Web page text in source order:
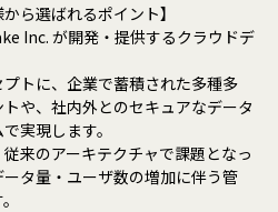
ら選ばれるポイント】
Inc. が開発・提供するクラウドデ
プトに、企業で蓄積された多種多
や、社内外とのセキュアなデータ
実現します。
来のアーキテクチャで課題となっ
タ量・ユーザ数の増加に伴う管